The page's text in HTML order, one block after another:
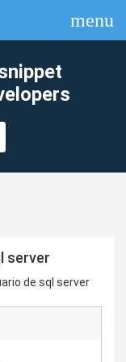
menu
server
de sql server
clear